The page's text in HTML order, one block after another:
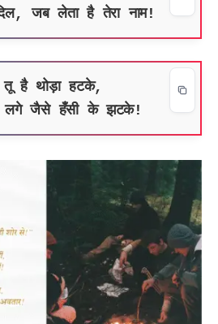
जब लेता है तेरा नाम!
तू है थोड़ा हटके,
लगे जैसे हँसी के झटके!